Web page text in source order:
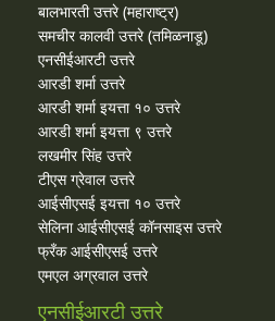
बालभारती उत्तरे (महाराष्ट्र)
समचीर कालवी उत्तरे (तमिळनाडू)
एनसीईआरटी उत्तरे
आरडी शर्मा उत्तरे
आरडी शर्मा इयत्ता १० उत्तरे
आरडी शर्मा इयत्ता ९ उत्तरे
लखमीर सिंह उत्तरे
टीएस ग्रेवाल उत्तरे
आईसीएसई इयत्ता १० उत्तरे
सेलिना आईसीएसई कॉनसाइस उत्तरे
फ्रँक आईसीएसई उत्तरे
एमएल अग्रवाल उत्तरे
एनसीईआरटी उत्तरे